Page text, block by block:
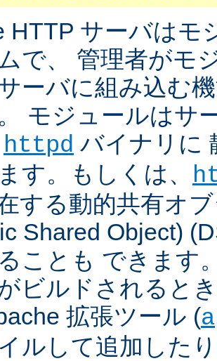
HTTP サーバはモ
で、 管理者がモ
ーバに組み込む
モジュールはサ
httpd バイナリに
す。もしくは、
する動的共有オ
Shared Object)
ことも できます
ビルドされると
拡張ツール (
ルして追加した